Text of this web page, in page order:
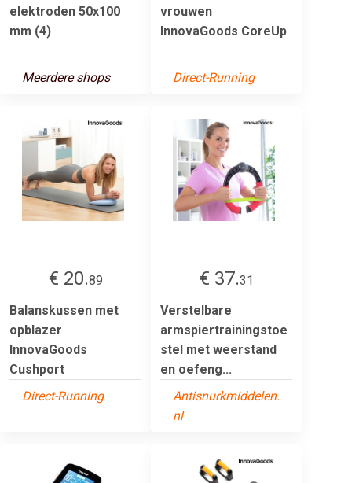
elektroden 50x100
mm (4)
Meerdere shops
vrouwen
InnovaGoods CoreUp
Direct-Running
€ 20.89
Balanskussen met
opblazer
InnovaGoods
Cushport
Direct-Running
€ 37.31
Verstelbare
armspiertrainingstoe
stel met weerstand
en oefeng...
Antisnurkmiddelen.
nl